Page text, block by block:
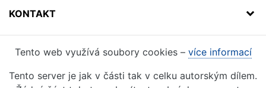
KONTAKT
Tento web využívá soubory cookies – více informací
Tento server je jak v části tak v celku autorským dílem.